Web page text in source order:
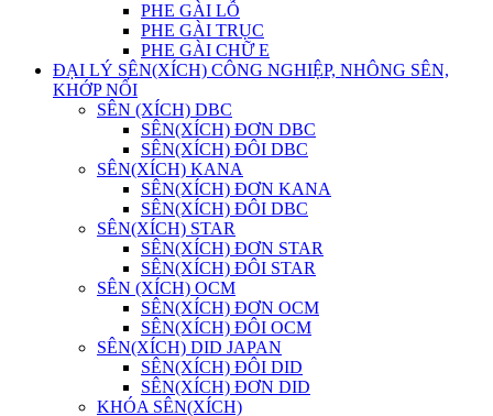
PHE GÀI LỖ
PHE GÀI TRỤC
PHE GÀI CHỮ E
ĐẠI LÝ SÊN(XÍCH) CÔNG NGHIỆP, NHÔNG SÊN,
KHỚP NỐI
SÊN (XÍCH) DBC
SÊN(XÍCH) ĐƠN DBC
SÊN(XÍCH) ĐÔI DBC
SÊN(XÍCH) KANA
SÊN(XÍCH) ĐƠN KANA
SÊN(XÍCH) ĐÔI DBC
SÊN(XÍCH) STAR
SÊN(XÍCH) ĐƠN STAR
SÊN(XÍCH) ĐÔI STAR
SÊN (XÍCH) OCM
SÊN(XÍCH) ĐƠN OCM
SÊN(XÍCH) ĐÔI OCM
SÊN(XÍCH) DID JAPAN
SÊN(XÍCH) ĐÔI DID
SÊN(XÍCH) ĐƠN DID
KHÓA SÊN(XÍCH)